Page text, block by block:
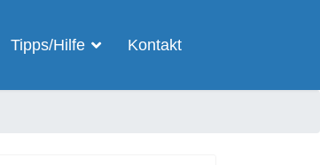
Tipps/Hilfe Kontakt